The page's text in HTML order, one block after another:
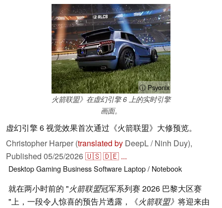
ⓘ Psyonix
火箭联盟》在虚幻引擎 6 上的实时引擎
画面。
虚幻引擎 6 视觉效果首次通过《火箭联盟》大修预览。
Christopher Harper (translated by DeepL / Ninh Duy),
Published 05/25/2026🇺🇸🇩🇪 ...
DesktopGaming BusinessSoftware Laptop / Notebook
就在两小时前的 "火箭联盟冠军系列赛 2026 巴黎大区赛
"上，一段令人惊喜的预告片透露，《火箭联盟》 将迎来由